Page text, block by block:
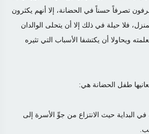
تصرفاً حسناً في الحضانة، إلا أنهم يكثرون
فلا حيلة في ذلك إلا أن يتحلى الوالدان
ويحاولا أن يكتشفا الأسباب التي تثيره
طفل الحضانة هي:
البداية حيث الانتزاع من جوِّ الأسرة إلى
.